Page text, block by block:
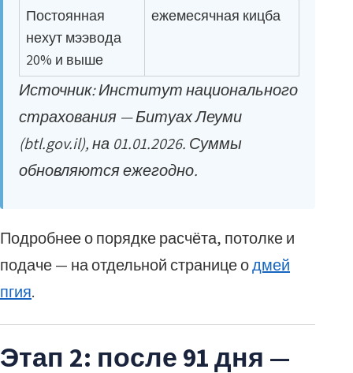
Постоянная
нехут мээвода
20% и выше
ежемесячная кицба
Источник: Институт национального
страхования — Битуах Леуми
(btl.gov.il), на 01.01.2026. Суммы
обновляются ежегодно.
Подробнее о порядке расчёта, потолке и
подаче — на отдельной странице одмей
пгия.
Этап 2: после 91 дня —